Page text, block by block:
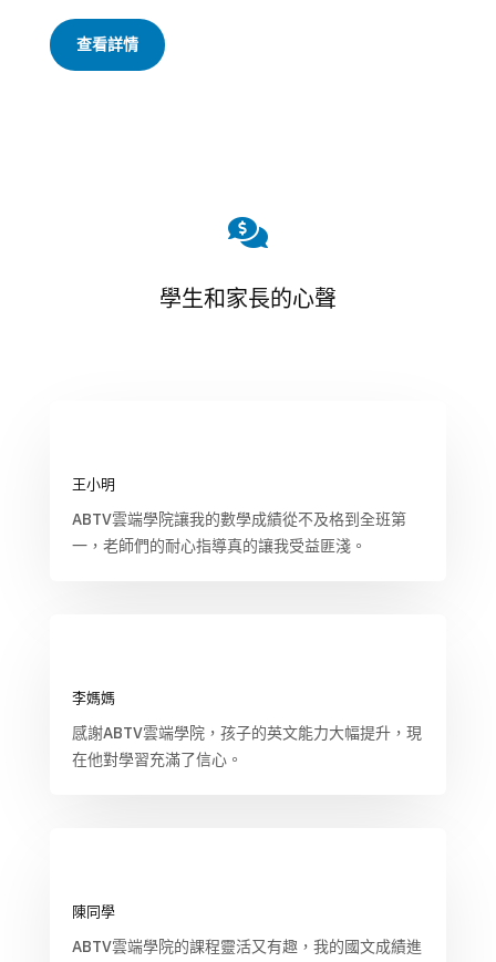
查看詳情

學生和家長的心聲
王小明
ABTV雲端學院讓我的數學成績從不及格到全班第
一，老師們的耐心指導真的讓我受益匪淺。
李媽媽
感謝ABTV雲端學院，孩子的英文能力大幅提升，現
在他對學習充滿了信心。
陳同學
ABTV雲端學院的課程靈活又有趣，我的國文成績進